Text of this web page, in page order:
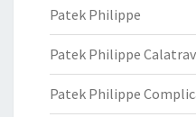
Patek Philippe
Patek Philippe
Patek Philippe